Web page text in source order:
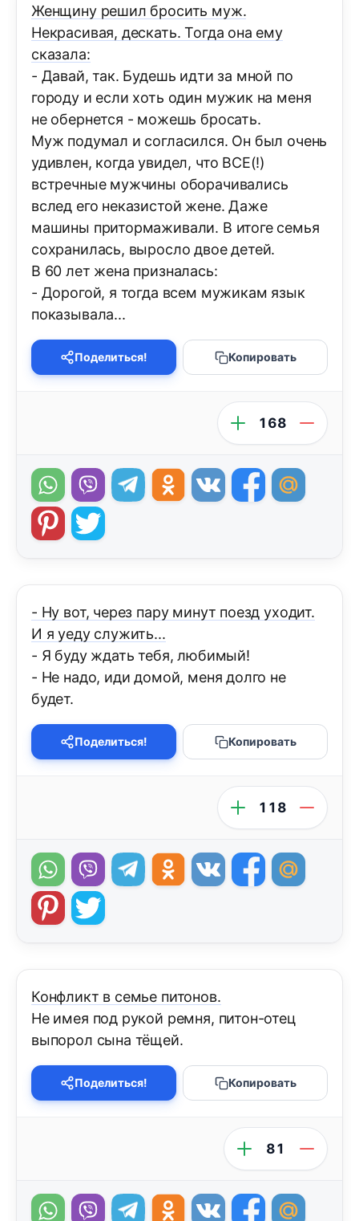
Женщину решил бросить муж.
Некрасивая, дескать. Тогда она ему
сказала:
- Давай, так. Будешь идти за мной по
городу и если хоть один мужик на меня
не обернется - можешь бросать.
Муж подумал и согласился. Он был очень
удивлен, когда увидел, что ВСЕ(!)
встречные мужчины оборачивались
вслед его неказистой жене. Даже
машины притормаживали. В итоге семья
сохранилась, выросло двое детей.
В 60 лет жена призналась:
- Дорогой, я тогда всем мужикам язык
показывала...
Поделиться! Копировать
168
- Ну вот, через пару минут поезд уходит.
И я уеду служить...
- Я буду ждать тебя, любимый!
- Не надо, иди домой, меня долго не
будет.
Поделиться! Копировать
118
Конфликт в семье питонов.
Не имея под рукой ремня, питон-отец
выпорол сына тёщей.
Поделиться! Копировать
81